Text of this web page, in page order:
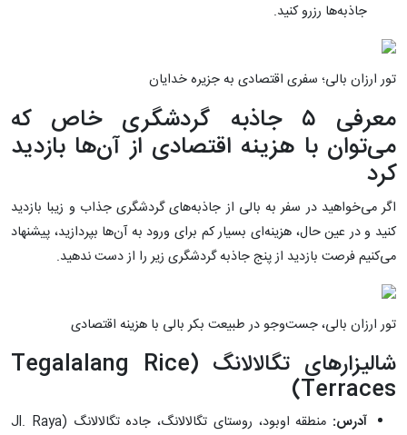
جاذبه‌ها رزرو کنید.
تور ارزان بالی؛ سفری اقتصادی به جزیره خدایان
معرفی ۵ جاذبه گردشگری خاص که
می‌توان با هزینه اقتصادی از آن‌ها بازدید
کرد
اگر می‌خواهید در سفر به بالی از جاذبه‌های گردشگری جذاب و زیبا بازدید
کنید و در عین حال، هزینه‌ای بسیار کم برای ورود به آن‌ها بپردازید، پیشنهاد
می‌کنیم فرصت بازدید از پنج جاذبه گردشگری زیر را از دست ندهید.
تور ارزان بالی، جست‌وجو در طبیعت بکر بالی با هزینه اقتصادی
شالیزارهای تگالالانگ (Tegalalang Rice
Terraces)
آدرس:
منطقه اوبود، روستای تگالالانگ، جاده تگالالانگ (Jl. Raya